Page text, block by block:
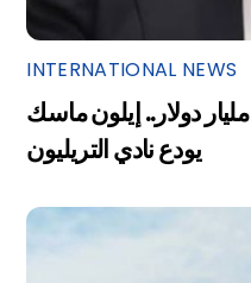
INTERNATIONAL NEWS
بعد خسارة أكثر من 600 مليار دولار.. إيلون ماسك
يودع نادي التريليون